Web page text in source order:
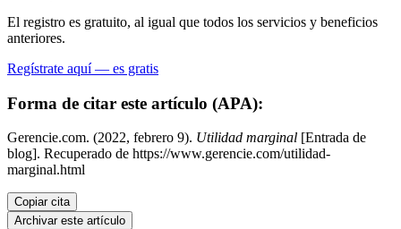
El registro es gratuito, al igual que todos los servicios y beneficios
anteriores.
Regístrate aquí — es gratis
Forma de citar este artículo (APA):
Gerencie.com. (2022, febrero 9). Utilidad marginal [Entrada de
blog]. Recuperado de https://www.gerencie.com/utilidad-
marginal.html
Copiar cita
Archivar este artículo